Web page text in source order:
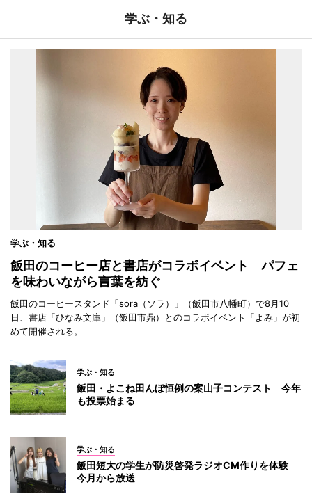
学ぶ・知る
学ぶ・知る
飯田のコーヒー店と書店がコラボイベント パフェ
を味わいながら言葉を紡ぐ
飯田のコーヒースタンド「sora（ソラ）」（飯田市八幡町）で8月10
日、書店「ひなみ文庫」（飯田市鼎）とのコラボイベント「よみ」が初
めて開催される。
学ぶ・知る
飯田・よこね田んぼ恒例の案山子コンテスト 今年
も投票始まる
学ぶ・知る
飯田短大の学生が防災啓発ラジオCM作りを体験
今月から放送